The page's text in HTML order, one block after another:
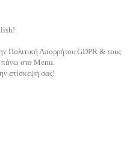
Πολιτική Απορρήτου GDPR & τους
στο Menu.
επίσκεψή σας!